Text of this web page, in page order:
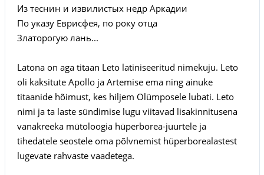
Из теснин и извилистых недр Аркадии
По указу Еврисфея, по року отца
Златорогую лань...
Latona on aga titaan Leto latiniseeritud nimekuju. Leto
oli kaksitute Apollo ja Artemise ema ning ainuke
titaanide hõimust, kes hiljem Olümposele lubati. Leto
nimi ja ta laste sündimise lugu viitavad lisakinnitusena
vanakreeka mütoloogia hüperborea-juurtele ja
tihedatele seostele oma põlvnemist hüperborealastest
lugevate rahvaste vaadetega.